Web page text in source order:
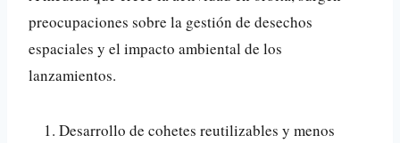
preocupaciones sobre la gestión de desechos
espaciales y el impacto ambiental de los
lanzamientos.
Desarrollo de cohetes reutilizables y menos